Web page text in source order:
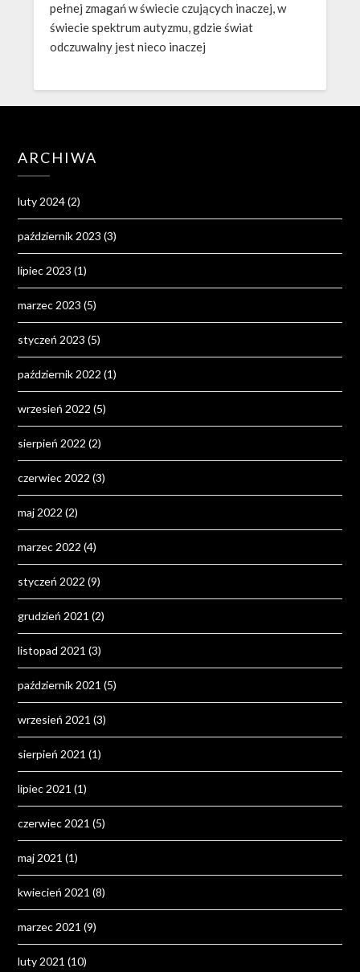
pełnej zmagań w świecie czujących inaczej, w
świecie spektrum autyzmu, gdzie świat
odczuwalny jest nieco inaczej
ARCHIWA
luty 2024(2)
październik 2023 (3)
lipiec 2023 (1)
marzec 2023 (5)
styczeń 2023 (5)
październik 2022 (1)
wrzesień 2022 (5)
sierpień 2022 (2)
czerwiec 2022 (3)
maj 2022 (2)
marzec 2022 (4)
styczeń 2022 (9)
grudzień 2021 (2)
listopad 2021 (3)
październik 2021 (5)
wrzesień 2021 (3)
sierpień 2021 (1)
lipiec 2021 (1)
czerwiec 2021 (5)
maj 2021 (1)
kwiecień 2021 (8)
marzec 2021 (9)
luty 2021 (10)